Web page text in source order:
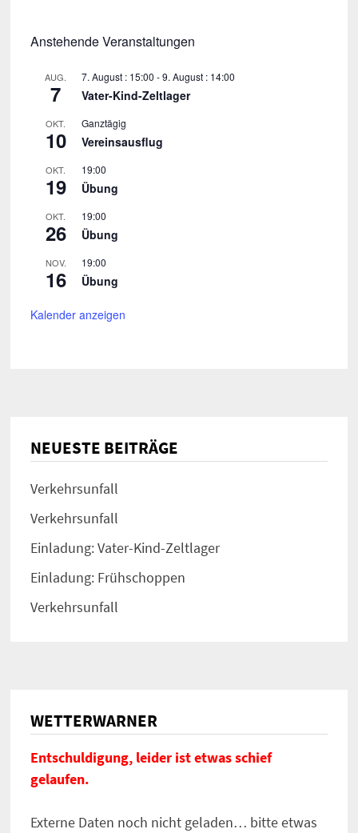
Anstehende Veranstaltungen
AUG.
7
7. August : 15:00 -9. August : 14:00
Vater-Kind-Zeltlager
OKT.
10
Ganztägig
Vereinsausflug
OKT.
19
19:00
Übung
OKT.
26
19:00
Übung
NOV.
16
19:00
Übung
Kalender anzeigen
NEUESTE BEITRÄGE
Verkehrsunfall
Verkehrsunfall
Einladung: Vater-Kind-Zeltlager
Einladung: Frühschoppen
Verkehrsunfall
WETTERWARNER
Entschuldigung, leider ist etwas schief
gelaufen.
Externe Daten noch nicht geladen… bitte etwas